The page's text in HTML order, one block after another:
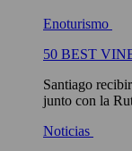
Enoturismo
50 BEST
Santiago
junto con la
Noticias